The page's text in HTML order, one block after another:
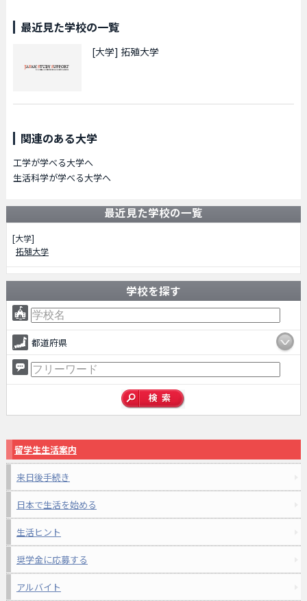
最近見た学校の一覧
[大学] 拓殖大学
関連のある大学
工学が学べる大学へ
生活科学が学べる大学へ
最近見た学校の一覧
[大学]
拓殖大学
学校を探す
都道府県
留学生生活案内
来日後手続き
日本で生活を始める
生活ヒント
奨学金に応募する
アルバイト